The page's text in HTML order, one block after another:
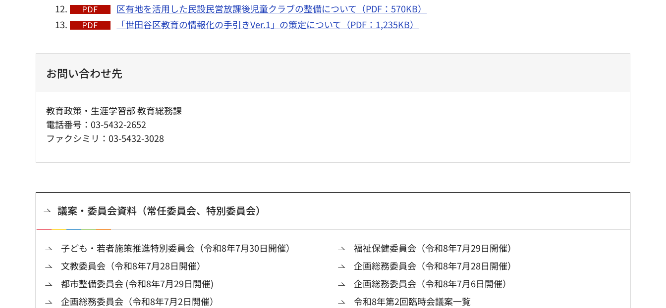
区有地を活用した民設民営放課後児童クラブの整備について（PDF：570KB）
「世田谷区教育の情報化の手引きVer.1」の策定について（PDF：1,235KB）
お問い合わせ先
教育政策・生涯学習部 教育総務課
電話番号：03-5432-2652
ファクシミリ：03-5432-3028
議案・委員会資料（常任委員会、特別委員会）
子ども・若者施策推進特別委員会（令和8年7月30日開催）
福祉保健委員会（令和8年7月29日開催）
文教委員会（令和8年7月28日開催）
企画総務委員会（令和8年7月28日開催）
都市整備委員会 (令和8年7月29日開催)
企画総務委員会（令和8年7月6日開催）
企画総務委員会（令和8年7月2日開催）
令和8年第2回臨時会議案一覧